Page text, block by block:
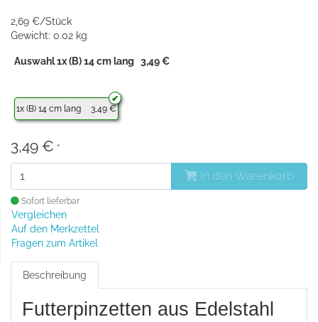
2,69 €/Stück
Gewicht: 0.02 kg
Auswahl 1x (B) 14 cm lang 3,49 €
1x (B) 14 cm lang 3,49 €
3,49 € *
In den Warenkorb
Sofort lieferbar
Vergleichen
Auf den Merkzettel
Fragen zum Artikel
Beschreibung
Futterpinzetten aus Edelstahl